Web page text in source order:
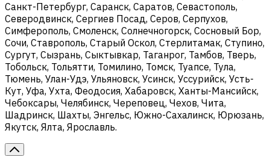
Санкт-Петербург, Саранск, Саратов, Севастополь,
Северодвинск, Сергиев Посад, Серов, Серпухов,
Симферополь, Смоленск, Солнечногорск, Сосновый Бор,
Сочи, Ставрополь, Старый Оскол, Стерлитамак, Ступино,
Сургут, Сызрань, Сыктывкар, Таганрог, Тамбов, Тверь,
Тобольск, Тольятти, Томилино, Томск, Туапсе, Тула,
Тюмень, Улан-Удэ, Ульяновск, Усинск, Уссурийск, Усть-
Кут, Уфа, Ухта, Феодосия, Хабаровск, Ханты-Мансийск,
Чебоксары, Челябинск, Череповец, Чехов, Чита,
Шадринск, Шахты, Энгельс, Южно-Сахалинск, Юрюзань,
Якутск, Ялта, Ярославль.